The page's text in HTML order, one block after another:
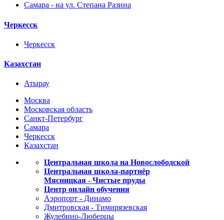
Самара - на ул. Степана Разина
Черкесск
Черкесск
Казахстан
Атырау
Москва
Московская область
Санкт-Петербург
Самара
Черкесск
Казахстан
Центральная школа на Новослободской
Центральная школа-партнёр
Мясницкая - Чистые пруды
Центр онлайн обучения
Аэропорт - Динамо
Дмитровская - Тимирязевская
Жулебино-Люберцы